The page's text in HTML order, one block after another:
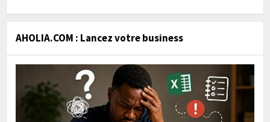
AHOLIA.COM : Lancez votre business